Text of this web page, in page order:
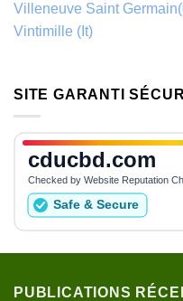
Villeneuve Saint
Vintimille (It)
SITE GARANTI
PUBLICATIONS